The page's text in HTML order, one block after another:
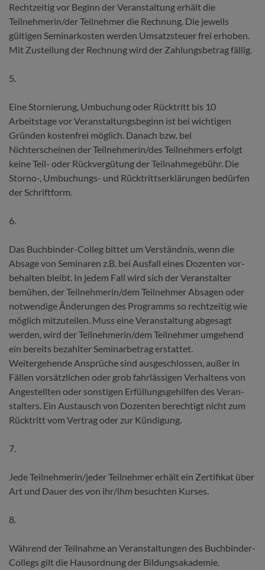
Rechtzeitig vor Beginn der Veranstaltung erhält die
Teilnehmerin/der Teilneh­mer die Rechnung. Die jeweils
gültigen Seminarkosten werden Umsatzsteuer frei erhoben.
Mit Zustellung der Rechnung wird der Zahlungsbetrag fällig.
5.
Eine Stornierung, Umbuchung oder Rücktritt bis 10
Arbeitstage vor Veran­staltungsbeginn ist bei wichtigen
Gründen kostenfrei möglich. Danach bzw. bei
Nichterscheinen der Teilnehmerin/des Teilnehmers erfolgt
keine Teil- oder Rückvergütung der Teilnahmegebühr. Die
Storno-, Umbuchungs- und Rücktrittserklärungen bedürfen
der Schriftform.
6.
Das Buchbinder-Colleg bittet um Verständnis, wenn die
Absage von Seminaren z.B. bei Ausfall eines Dozenten vor­
behalten bleibt. In jedem Fall wird sich der Veranstalter
bemühen, der Teilnehmerin/dem Teilnehmer Absagen oder
notwendige Änderungen des Programms so rechtzeitig wie
möglich mitzuteilen. Muss eine Veranstal­tung abgesagt
werden, wird der Teilnehmerin/dem Teilnehmer umgehend
ein bereits bezahlter Seminarbetrag erstattet.
Weitergehende Ansprüche sind ausgeschlossen, außer in
Fällen vorsätzlichen oder grob fahrlässigen Verhaltens von
Angestellten oder sonstigen Erfüllungsgehilfen des Veran­
stalters. Ein Austausch von Dozenten berechtigt nicht zum
Rücktritt vom Vertrag oder zur Kündigung.
7.
Jede Teilnehmerin/jeder Teilnehmer erhält ein Zertifikat über
Art und Dauer des von ihr/ihm besuchten Kurses.
8.
Während der Teilnahme an Veranstaltungen des Buchbinder-
Collegs gilt die Haus­ordnung der Bildungsakademie.